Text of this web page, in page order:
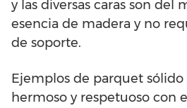
y las diversas caras son del
esencia de madera y no
de soporte.
Ejemplos de parquet
hermoso y respetuoso con